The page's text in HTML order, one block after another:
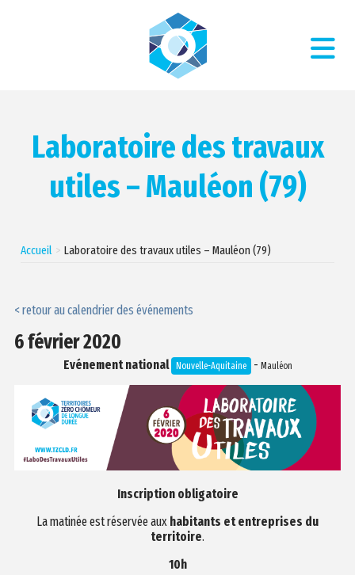
Laboratoire des travaux
utiles – Mauléon (79)
Accueil Laboratoire des travaux utiles – Mauléon (79)
< retour au calendrier des événements
6 février 2020
Evénement national Nouvelle-Aquitaine - Mauléon
Inscription obligatoire
La matinée est réservée aux habitants et entreprises du
territoire.
10h